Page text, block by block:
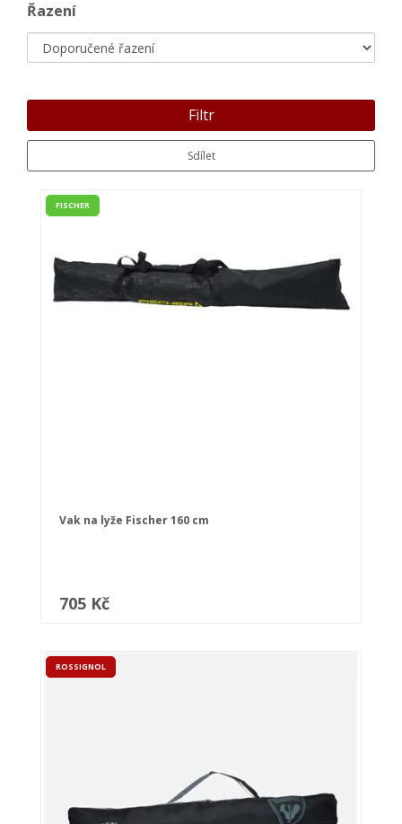
Řazení
Filtr
Sdílet
FISCHER
Vak na lyže Fischer 160 cm
705 Kč
ROSSIGNOL